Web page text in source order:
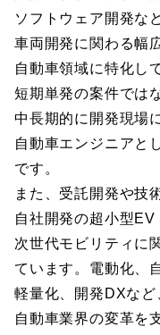
ソフトウェア開発な
車両開発に関わる幅
自動車領域に特化し
短期単発の案件では
中長期的に開発現場
自動車エンジニアと
です。
また、受託開発や技
自社開発の超小型EV
次世代モビリティに
ています。電動化、
軽量化、開発DXなど
自動車業界の変革を